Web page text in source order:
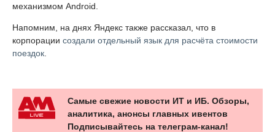
механизмом Android.
Напомним, на днях Яндекс также рассказал, что в
корпорации создали отдельный язык для расчёта стоимости
поездок
Самые свежие новости ИТ и ИБ. Обзоры,
аналитика, анонсы главных ивентов
Подписывайтесь на телеграм-канал!